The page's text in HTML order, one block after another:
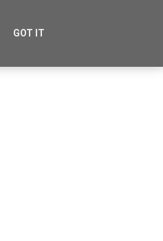
GOT IT